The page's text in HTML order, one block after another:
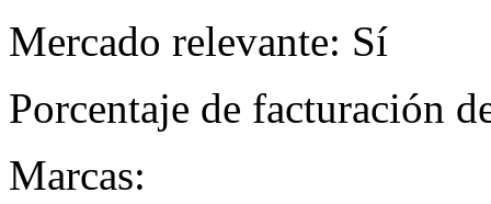
Mercado relevante: Sí
Porcentaje de facturación
Marcas: